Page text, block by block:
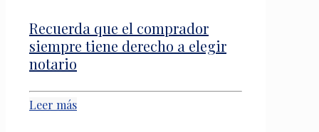
Recuerda que el comprador
siempre tiene derecho a elegir
notario
Leer más